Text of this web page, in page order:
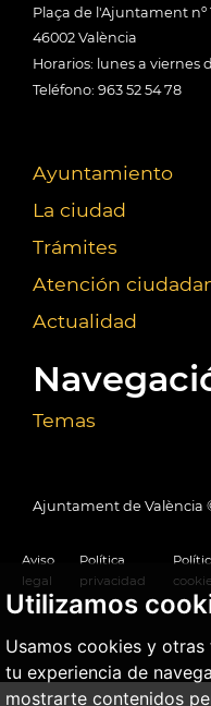
Utilizamos
Usamos cookies y
tu experiencia de
mostrarte contenidos
Plaça de l'Ajuntament nº
46002 València
Horarios: lunes a viernes
Teléfono: 963 52 54 78
Ayuntamiento
La ciudad
Trámites
Atención
Actualidad
Temas
Ajuntament de València
Aviso
legal
Política
privacidad